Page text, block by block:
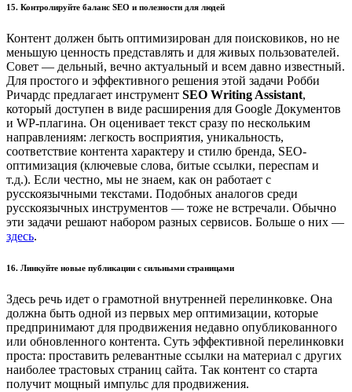
15. Контролируйте баланс SEO и полезности для людей
Контент должен быть оптимизирован для поисковиков, но не
меньшую ценность представлять и для живых пользователей.
Совет — дельный, вечно актуальный и всем давно известный.
Для простого и эффективного решения этой задачи Робби
Ричардс предлагает инструмент SEO Writing Assistant,
который доступен в виде расширения для Google Документов
и WP-плагина. Он оценивает текст сразу по нескольким
направлениям: легкость восприятия, уникальность,
соответствие контента характеру и стилю бренда, SEO-
оптимизация (ключевые слова, битые ссылки, переспам и
т.д.). Если честно, мы не знаем, как он работает с
русскоязычными текстами. Подобных аналогов среди
русскоязычных инструментов — тоже не встречали. Обычно
эти задачи решают набором разных сервисов. Больше о них —
здесь.
16. Линкуйте новые публикации с сильными страницами
Здесь речь идет о грамотной внутренней перелинковке. Она
должна быть одной из первых мер оптимизации, которые
предпринимают для продвижения недавно опубликованного
или обновленного контента. Суть эффективной перелинковки
проста: проставить релевантные ссылки на материал с других
наиболее трастовых страниц сайта. Так контент со старта
получит мощный импульс для продвижения.